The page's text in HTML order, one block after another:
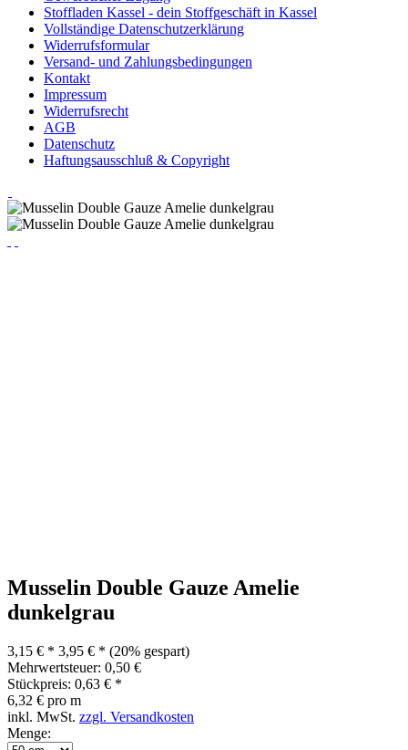
Stoffladen Kassel - dein Stoffgeschäft in Kassel
Vollständige Datenschutzerklärung
Widerrufsformular
Versand- und Zahlungsbedingungen
Kontakt
Impressum
Widerrufsrecht
AGB
Datenschutz
Haftungsausschluß & Copyright
Musselin Double Gauze Amelie
dunkelgrau
3,15 € * 3,95 € * (20% gespart)
Mehrwertsteuer: 0,50 €
Stückpreis: 0,63 € *
6,32 € pro m
inkl. MwSt. zzgl. Versandkosten
Menge: